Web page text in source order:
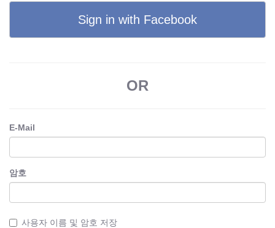
Sign in with Facebook
OR
E-Mail
암호
사용자 이름 및 암호 저장